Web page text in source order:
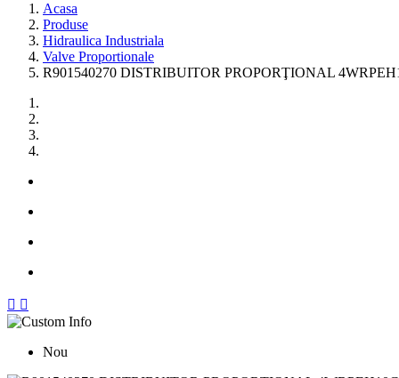
Acasa
Produse
Hidraulica Industriala
Valve Proportionale
R901540270 DISTRIBUITOR PROPORŢIONAL
 
Nou